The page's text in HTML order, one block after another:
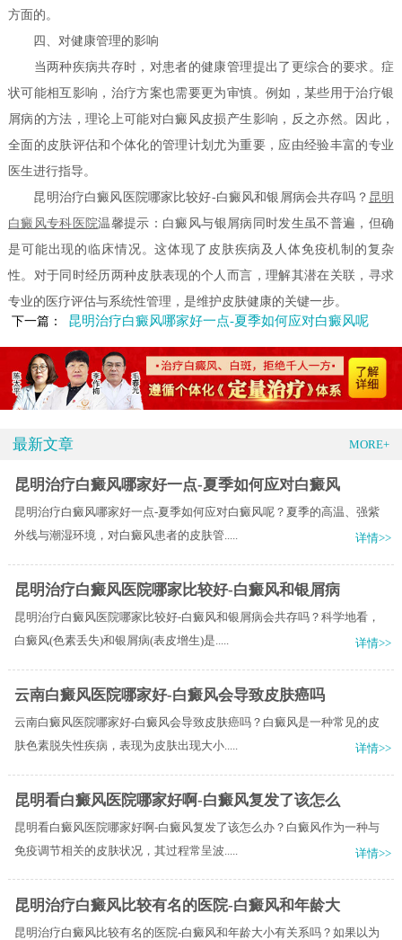
方面的。
四、对健康管理的影响
当两种疾病共存时，对患者的健康管理提出了更综合的要求。症
状可能相互影响，治疗方案也需要更为审慎。例如，某些用于治疗银
屑病的方法，理论上可能对白癜风皮损产生影响，反之亦然。因此，
全面的皮肤评估和个体化的管理计划尤为重要，应由经验丰富的专业
医生进行指导。
昆明治疗白癜风医院哪家比较好-白癜风和银屑病会共存吗？ 昆明
白癜风专科医院温馨提示：白癜风与银屑病同时发生虽不普遍，但确
是可能出现的临床情况。这体现了皮肤疾病及人体免疫机制的复杂
性。对于同时经历两种皮肤表现的个人而言，理解其潜在关联，寻求
专业的医疗评估与系统性管理，是维护皮肤健康的关键一步。
下一篇：
昆明治疗白癜风哪家好一点-夏季如何应对白癜风呢
最新文章 MORE+
昆明治疗白癜风哪家好一点-夏季如何应对白癜风
昆明治疗白癜风哪家好一点-夏季如何应对白癜风呢？夏季的高温、强紫
外线与潮湿环境，对白癜风患者的皮肤管.....
详情>>
昆明治疗白癜风医院哪家比较好-白癜风和银屑病
昆明治疗白癜风医院哪家比较好-白癜风和银屑病会共存吗？科学地看，
白癜风(色素丢失)和银屑病(表皮增生)是.....
详情>>
云南白癜风医院哪家好-白癜风会导致皮肤癌吗
云南白癜风医院哪家好-白癜风会导致皮肤癌吗？白癜风是一种常见的皮
肤色素脱失性疾病，表现为皮肤出现大小.....
详情>>
昆明看白癜风医院哪家好啊-白癜风复发了该怎么
昆明看白癜风医院哪家好啊-白癜风复发了该怎么办？白癜风作为一种与
免疫调节相关的皮肤状况，其过程常呈波.....
详情>>
昆明治疗白癜风比较有名的医院-白癜风和年龄大
昆明治疗白癜风比较有名的医院-白癜风和年龄大小有关系吗？如果以为